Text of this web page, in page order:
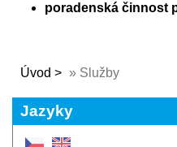
poradenská činnost
Úvod » Služby
Jazyky